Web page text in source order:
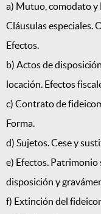
a) Mutuo, comodato y
Cláusulas especiales.
Efectos.
b) Actos de
locación. Efectos
c) Contrato de
Forma.
d) Sujetos. Cese y
e) Efectos. Patrimonio
disposición y
f) Extinción del